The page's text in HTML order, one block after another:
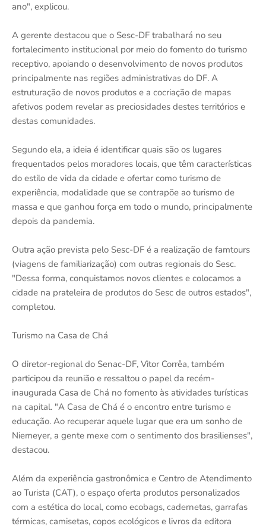
ano", explicou.
A gerente destacou que o Sesc-DF trabalhará no seu
fortalecimento institucional por meio do fomento do turismo
receptivo, apoiando o desenvolvimento de novos produtos
principalmente nas regiões administrativas do DF. A
estruturação de novos produtos e a cocriação de mapas
afetivos podem revelar as preciosidades destes territórios e
destas comunidades.
Segundo ela, a ideia é identificar quais são os lugares
frequentados pelos moradores locais, que têm características
do estilo de vida da cidade e ofertar como turismo de
experiência, modalidade que se contrapõe ao turismo de
massa e que ganhou força em todo o mundo, principalmente
depois da pandemia.
Outra ação prevista pelo Sesc-DF é a realização de famtours
(viagens de familiarização) com outras regionais do Sesc.
"Dessa forma, conquistamos novos clientes e colocamos a
cidade na prateleira de produtos do Sesc de outros estados",
completou.
Turismo na Casa de Chá
O diretor-regional do Senac-DF, Vitor Corrêa, também
participou da reunião e ressaltou o papel da recém-
inaugurada Casa de Chá no fomento às atividades turísticas
na capital. "A Casa de Chá é o encontro entre turismo e
educação. Ao recuperar aquele lugar que era um sonho de
Niemeyer, a gente mexe com o sentimento dos brasilienses",
destacou.
Além da experiência gastronômica e Centro de Atendimento
ao Turista (CAT), o espaço oferta produtos personalizados
com a estética do local, como ecobags, cadernetas, garrafas
térmicas, camisetas, copos ecológicos e livros da editora